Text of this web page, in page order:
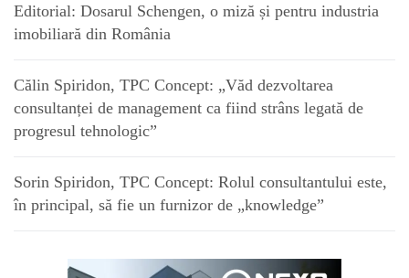
Editorial: Dosarul Schengen, o miză și pentru industria
imobiliară din România
Călin Spiridon, TPC Concept: „Văd dezvoltarea
consultanței de management ca fiind strâns legată de
progresul tehnologic”
Sorin Spiridon, TPC Concept: Rolul consultantului este,
în principal, să fie un furnizor de „knowledge”